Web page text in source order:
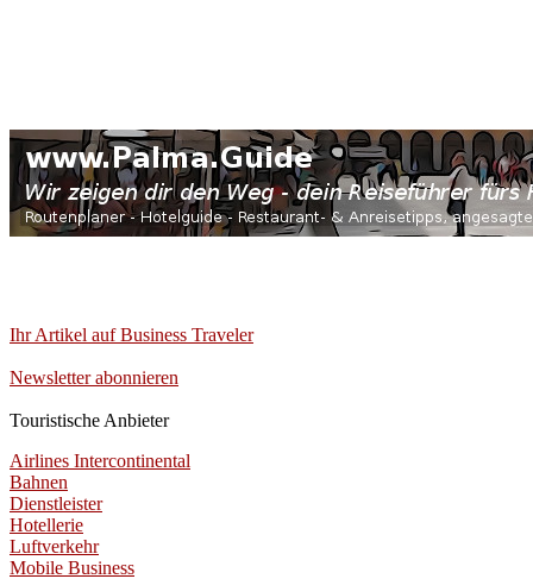
Ihr Artikel auf Business Traveler
Newsletter abonnieren
Touristische Anbieter
Airlines Intercontinental
Bahnen
Dienstleister
Hotellerie
Luftverkehr
Mobile Business